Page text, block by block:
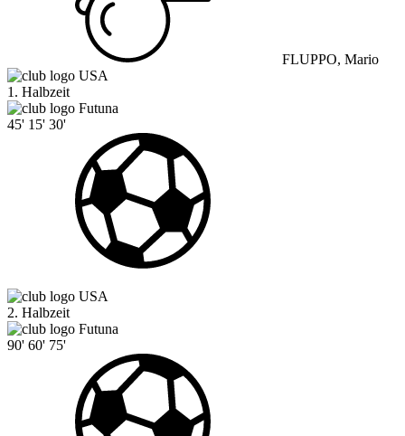
FLUPPO, Mario
USA
1. Halbzeit
Futuna
45' 15' 30'
USA
2. Halbzeit
Futuna
90' 60' 75'